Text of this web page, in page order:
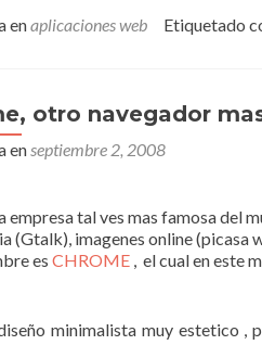
enaplicaciones web Etiquetado
otro navegador
enseptiembre 2, 2008
empresa tal ves mas famosa del
(Gtalk), imagenes online (picasa
es CHROME , el cual en este
minimalista muy estetico ,